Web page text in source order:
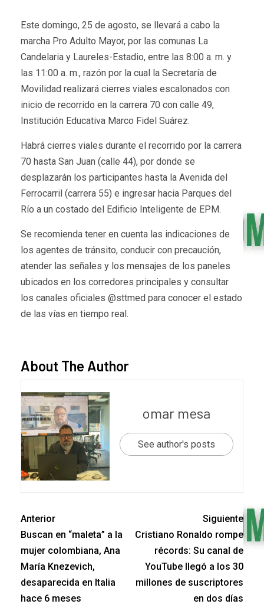
Este domingo, 25 de agosto, se llevará a cabo la
marcha Pro Adulto Mayor, por las comunas La
Candelaria y Laureles-Estadio, entre las 8:00 a. m. y
las 11:00 a. m., razón por la cual la Secretaría de
Movilidad realizará cierres viales escalonados con
inicio de recorrido en la carrera 70 con calle 49,
Institución Educativa Marco Fidel Suárez.
Habrá cierres viales durante el recorrido por la carrera
70 hasta San Juan (calle 44), por donde se
desplazarán los participantes hasta la Avenida del
Ferrocarril (carrera 55) e ingresar hacia Parques del
Río a un costado del Edificio Inteligente de EPM.
Se recomienda tener en cuenta las indicaciones de
los agentes de tránsito, conducir con precaución,
atender las señales y los mensajes de los paneles
ubicados en los corredores principales y consultar
los canales oficiales @sttmed para conocer el estado
de las vías en tiempo real.
About The Author
omar mesa
See author's posts
Anterior
Buscan en “maleta” a la
mujer colombiana, Ana
María Knezevich,
desaparecida en Italia
hace 6 meses
Siguiente
Cristiano Ronaldo rompe
récords: Su canal de
YouTube llegó a los 30
millones de suscriptores
en dos días